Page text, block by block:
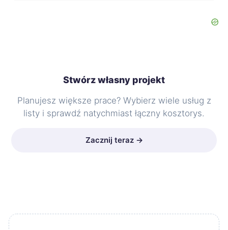
Stwórz własny projekt
Planujesz większe prace? Wybierz wiele usług z
listy i sprawdź natychmiast łączny kosztorys.
Zacznij teraz →